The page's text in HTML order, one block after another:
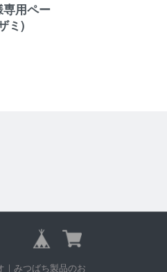
用ペー
ミ)
｜みつばち製品のお